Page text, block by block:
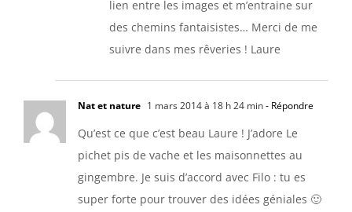
lien entre les images et m’entraine sur
des chemins fantaisistes… Merci de me
suivre dans mes rêveries ! Laure
Nat et nature 1 mars 2014 à 18 h 24 min- Répondre
Qu’est ce que c’est beau Laure ! J’adore Le
pichet pis de vache et les maisonnettes au
gingembre. Je suis d’accord avec Filo : tu es
super forte pour trouver des idées géniales 🙂